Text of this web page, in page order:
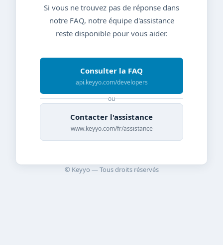
Si vous ne trouvez pas de réponse dans
notre FAQ, notre équipe d'assistance
reste disponible pour vous aider.
Consulter la FAQ
api.keyyo.com/developers
ou
Contacter l'assistance
www.keyyo.com/fr/assistance
© Keyyo — Tous droits réservés